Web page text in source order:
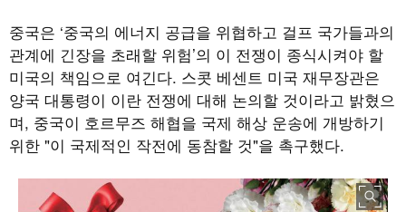
중국은 ‘중국의 에너지 공급을 위협하고 걸프 국가들과의
관계에 긴장을 초래할 위험’의 이 전쟁이 종식시켜야 할
미국의 책임으로 여긴다. 스콧 베센트 미국 재무장관은
양국 대통령이 이란 전쟁에 대해 논의할 것이라고 밝혔으
며, 중국이 호르무즈 해협을 국제 해상 운송에 개방하기
위한 "이 국제적인 작전에 동참할 것"을 촉구했다.